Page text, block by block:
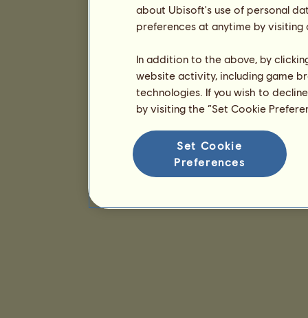
about Ubisoft's use of personal
preferences at anytime by
In addition to the above, by
website activity, including game
technologies. If you wish to
by visiting the “Set Cookie
Set Cookie
Preferences